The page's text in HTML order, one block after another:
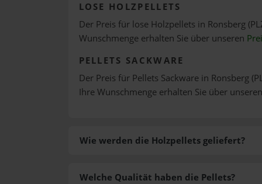
LOSE HOLZPELLETS
Der Preis für lose Holzpellets in Ronsberg
Wunschmenge erhalten Sie über unseren
PELLETS SACKWARE
Der Preis für Pellets Sackware in Ronsberg
Ihre Wunschmenge erhalten Sie über unseren
Wie werden die Holzpellets geliefert?
Welche Qualität haben die Pellets?